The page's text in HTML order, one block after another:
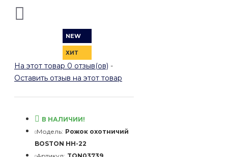
NEW
ХИТ
На этот товар 0 отзыв(ов) -
Оставить отзыв на этот товар
В НАЛИЧИИ!
Модель: Рожок охотничий
BOSTON HH-22